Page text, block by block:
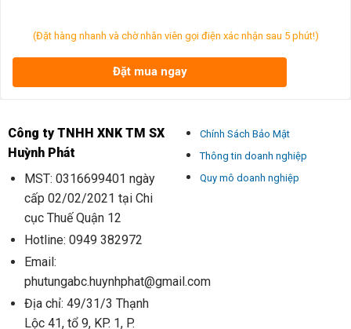
(Đặt hàng nhanh và chờ nhân viên gọi điện xác nhận sau 5 phút!)
Đặt mua ngay
Công ty TNHH XNK TM SX
Huỳnh Phát
MST: 0316699401 ngày
cấp 02/02/2021 tại Chi
cục Thuế Quận 12
Hotline: 0949 382972
Email:
phutungabc.huynhphat@gmail.com
Địa chỉ: 49/31/3 Thạnh
Lộc 41, tổ 9, KP. 1, P.
Chính Sách Bảo Mật
Thông tin doanh nghiệp
Quy mô doanh nghiệp